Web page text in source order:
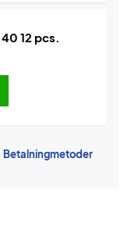
12 pcs.
Betalningmetoder